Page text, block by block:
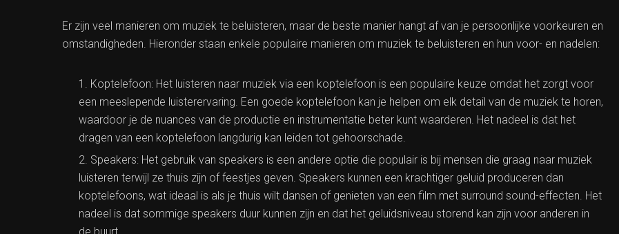
Er zijn veel manieren om muziek te beluisteren, maar de beste manier hangt af van je persoonlijke voorkeuren en
omstandigheden. Hieronder staan enkele populaire manieren om muziek te beluisteren en hun voor- en nadelen:
Koptelefoon: Het luisteren naar muziek via een koptelefoon is een populaire keuze omdat het zorgt voor
een meeslepende luisterervaring. Een goede koptelefoon kan je helpen om elk detail van de muziek te horen,
waardoor je de nuances van de productie en instrumentatie beter kunt waarderen. Het nadeel is dat het
dragen van een koptelefoon langdurig kan leiden tot gehoorschade.
Speakers: Het gebruik van speakers is een andere optie die populair is bij mensen die graag naar muziek
luisteren terwijl ze thuis zijn of feestjes geven. Speakers kunnen een krachtiger geluid produceren dan
koptelefoons, wat ideaal is als je thuis wilt dansen of genieten van een film met surround sound-effecten. Het
nadeel is dat sommige speakers duur kunnen zijn en dat het geluidsniveau storend kan zijn voor anderen in